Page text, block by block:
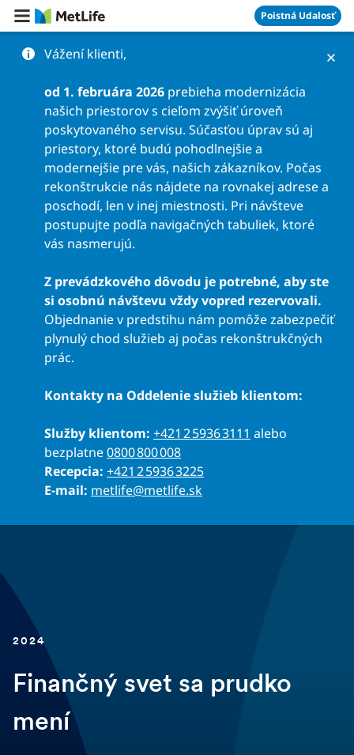
Preskočiť na obsah Poistná Udalosť
Vážení klienti,
od 1. februára 2026 prebieha modernizácia
našich priestorov s cieľom zvýšiť úroveň
poskytovaného servisu. Súčasťou úprav sú aj
priestory, ktoré budú pohodlnejšie a
modernejšie pre vás, našich zákazníkov. Počas
rekonštrukcie nás nájdete na rovnakej adrese a
poschodí, len v inej miestnosti. Pri návšteve
postupujte podľa navigačných tabuliek, ktoré
vás nasmerujú.
Z prevádzkového dôvodu je potrebné, aby ste
si osobnú návštevu vždy vopred rezervovali.
Objednanie v predstihu nám pomôže zabezpečiť
plynulý chod služieb aj počas rekonštrukčných
prác.
Kontakty na Oddelenie služieb klientom:
Služby klientom: +421 2 5936 3111 alebo
bezplatne0800 800 008
Recepcia: +421 2 5936 3225
E-mail: metlife@metlife.sk
2024
Finančný svet sa prudko
mení